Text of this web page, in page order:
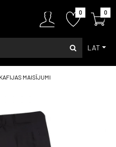
0 0
LAT
MAISĪJUMI